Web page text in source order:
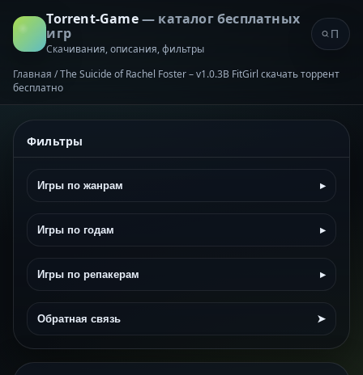
Torrent-Game— каталог бесплатных
игр
Скачивания, описания, фильтры
Главная /The Suicide of Rachel Foster – v1.0.3B FitGirl скачать торрент
бесплатно
Фильтры
Игры по жанрам ▸
Игры по годам ▸
Игры по репакерам ▸
Обратная связь ➤